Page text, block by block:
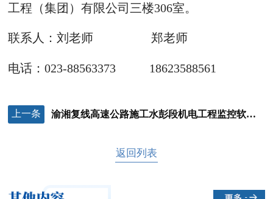
工程（集团）有限公司三楼306室。
联系人：刘老师 郑老师
电话：023-88563373 18623588561
上一条 渝湘复线高速公路施工水彭段机电工程监控软件二次开发服务中标候选人公示
返回列表